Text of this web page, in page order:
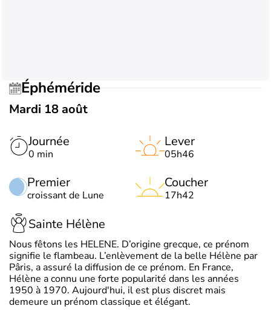
Éphéméride
Mardi 18 août
Journée
0 min
Premier
croissant de Lune
Lever
05h46
Coucher
17h42
Sainte Hélène
Nous fêtons les HELENE. D’origine grecque, ce prénom
signifie le flambeau. L’enlèvement de la belle Hélène par
Pâris, a assuré la diffusion de ce prénom. En France,
Hélène a connu une forte popularité dans les années
1950 à 1970. Aujourd'hui, il est plus discret mais
demeure un prénom classique et élégant.